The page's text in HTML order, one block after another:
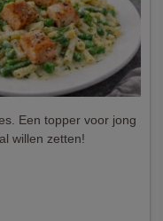
Een topper voor jong
willen zetten!